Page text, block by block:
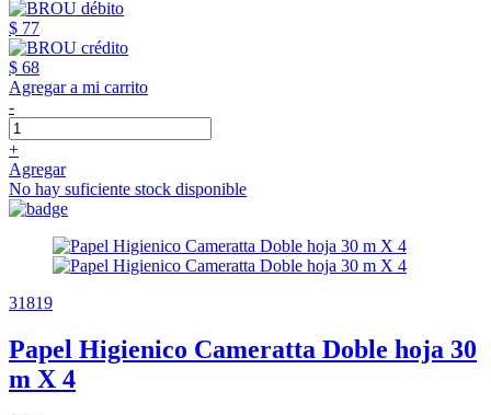
$ 77
$ 68
Agregar a mi carrito
-
+
Agregar
No hay suficiente stock disponible
31819
Papel Higienico Cameratta Doble hoja 30
m X 4